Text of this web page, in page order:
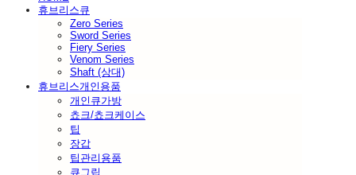
휴브리스큐
Zero Series
Sword Series
Fiery Series
Venom Series
Shaft (상대)
휴브리스개인용품
개인큐가방
쵸크/쵸크케이스
팁
장갑
팁관리용품
큐그립